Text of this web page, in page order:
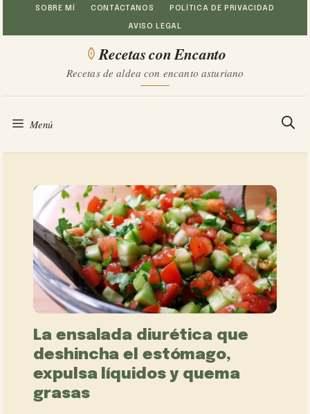
Saltar
al
SOBRE MÍ CONTÁCTANOS POLÍTICA DE PRIVACIDAD
AVISO LEGAL
Recetas con Encanto
Recetas de aldea con encanto asturiano
Menú
La ensalada diurética que
deshincha el estómago,
expulsa líquidos y quema
grasas